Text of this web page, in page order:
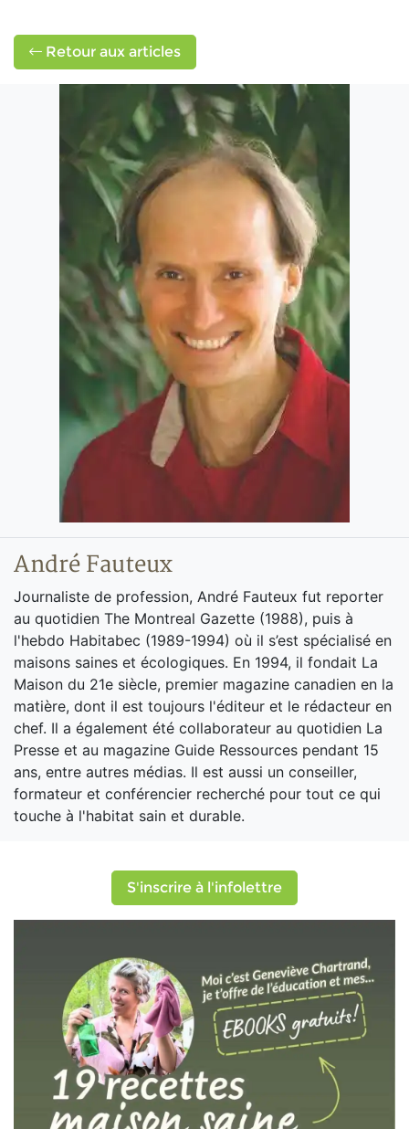
Retour aux articles
André Fauteux
Journaliste de profession, André Fauteux fut reporter
au quotidien The Montreal Gazette (1988), puis à
l'hebdo Habitabec (1989-1994) où il s’est spécialisé en
maisons saines et écologiques. En 1994, il fondait La
Maison du 21e siècle, premier magazine canadien en la
matière, dont il est toujours l'éditeur et le rédacteur en
chef. Il a également été collaborateur au quotidien La
Presse et au magazine Guide Ressources pendant 15
ans, entre autres médias. Il est aussi un conseiller,
formateur et conférencier recherché pour tout ce qui
touche à l'habitat sain et durable.
S'inscrire à l'infolettre